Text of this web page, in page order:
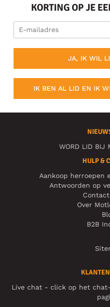
KORTING OP JE
JA, IK WIL
IK BEN AL LID EN IK
WORD LID BIJ
HULP &
Aankoop herroepen
Antwoorden op
Over
B2B
Live chat - click op het